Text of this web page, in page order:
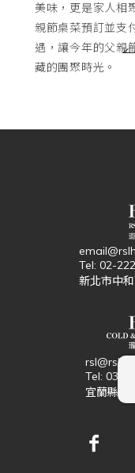
美味，更是家人相
親節桌菜預訂並支
遇，讓今年的父親
藏的團聚時光。
Tel: 02-
新北市中
Tel: 03-
宜蘭縣蘇